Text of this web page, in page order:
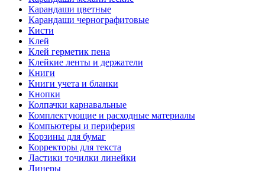
Карандаши цветные
Карандаши чернографитовые
Кисти
Клей
Клей герметик пена
Клейкие ленты и держатели
Книги
Книги учета и бланки
Кнопки
Колпачки карнавальные
Комплектующие и расходные материалы
Компьютеры и периферия
Корзины для бумаг
Корректоры для текста
Ластики точилки линейки
Линеры